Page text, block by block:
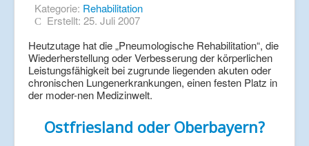
Kategorie: Rehabilitation
Erstellt: 25. Juli 2007
Heutzutage hat die „Pneumologische Rehabilitation“, die
Wiederherstellung oder Verbesserung der körperlichen
Leistungsfähigkeit bei zugrunde liegenden akuten oder
chronischen Lungenerkrankungen, einen festen Platz in
der moder-nen Medizinwelt.
Ostfriesland oder Oberbayern?